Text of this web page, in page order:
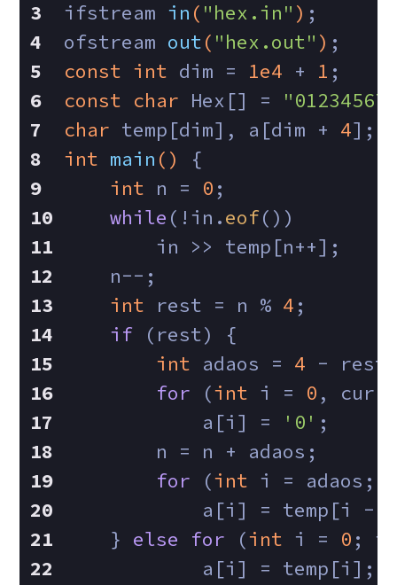
ifstream in ( "hex.in" ) ;
ofstream out( "hex.out" ) ;
const int dim = 1e4 + 1 ;
const char Hex[] =
char temp[dim], a[dim + 4];
int main ()
{
int n = 0 ;
while (!in.eof())
        in >> temp[n++];
    n--;
int rest = n % 4 ;
if (rest) {
int adaos = 4 -
for (int i = 0 ,
            a[i] =
'0' ;
        n = n + adaos;
for (int i = adaos;
a[i] = temp[i -
    }
else for (int i = 0 ; i
            a[i] = temp[i];